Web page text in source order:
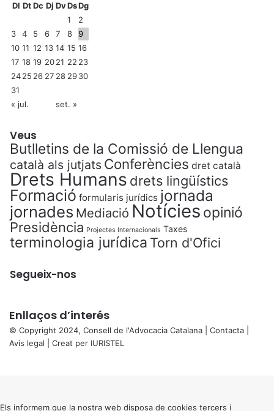
Dl DtDc Dj DvDsDg
1
2
3
4 5 6 7 8
9
10 11 12 13 14 15 16
17 18 19 2021 22 23
2425 26 27 28 2930
31
« jul.
set. »
Veus
Butlletins de la Comissió de Llengua
català als jutjats Conferències dret català
Drets Humans drets lingüístics
Formació formularis jurídics jornada
jornades Mediació Notícies opinió
Presidència Projectes Internacionals Taxes
terminologia jurídica Torn d'Ofici
Segueix-nos
Enllaços d’interés
© Copyright 2024, Consell de l'Advocacia Catalana | Contacta
Avís legal | Creat per IURISTEL
button
Els informem que la nostra web disposa de cookies tercers i